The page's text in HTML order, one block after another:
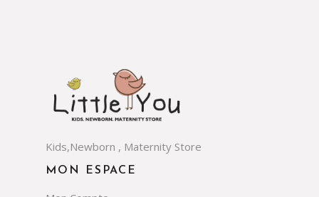
MON ESPACE
Kids,Newborn , Maternity Store